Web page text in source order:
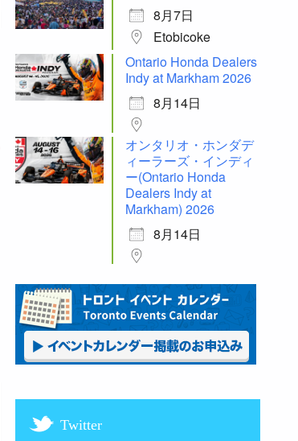
8月7日
Etobicoke
Ontario Honda Dealers
Indy at Markham 2026
8月14日
オンタリオ・ホンダデ
ィーラーズ・インディ
ー(Ontario Honda
Dealers Indy at
Markham) 2026
8月14日
Twitter